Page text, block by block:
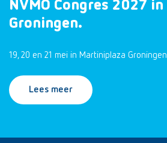
NVMO Congres 2027 in
Groningen.
19, 20 en 21 mei in Martiniplaza Groningen
Lees meer